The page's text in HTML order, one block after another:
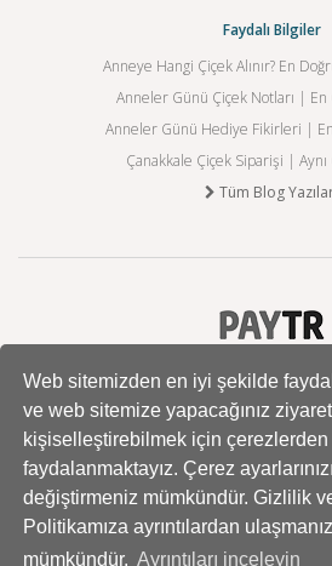
Web sitemizden en iyi şekilde
ve web sitemize yapacağınız
kişiselleştirebilmek için çerezlerden
faydalanmaktayız. Çerez
değiştirmeniz mümkündür. Gizlilik
Politikamıza ayrıntılardan ulaşmanız
mümkündür. Ayrıntıları inceleyin
Faydalı Bilgiler
Anneye Hangi Çiçek Alınır? En
Anneler Günü Çiçek Notları | En
Anneler Günü Hediye Fikirleri |
Çanakkale Çiçek Siparişi |
Tüm Blog